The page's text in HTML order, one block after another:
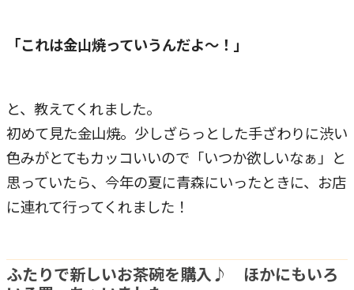
「これは金山焼っていうんだよ～！」
と、教えてくれました。
初めて見た金山焼。少しざらっとした手ざわりに渋い
色みがとてもカッコいいので「いつか欲しいなぁ」と
思っていたら、今年の夏に青森にいったときに、お店
に連れて行ってくれました！
ふたりで新しいお茶碗を購入♪ ほかにもいろ